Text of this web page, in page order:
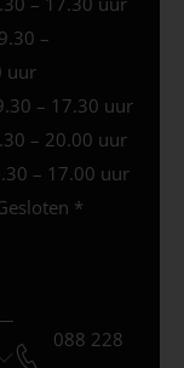
–
uur
– 17.30 uur
– 20.00 uur
– 17.00 uur
*
088 228